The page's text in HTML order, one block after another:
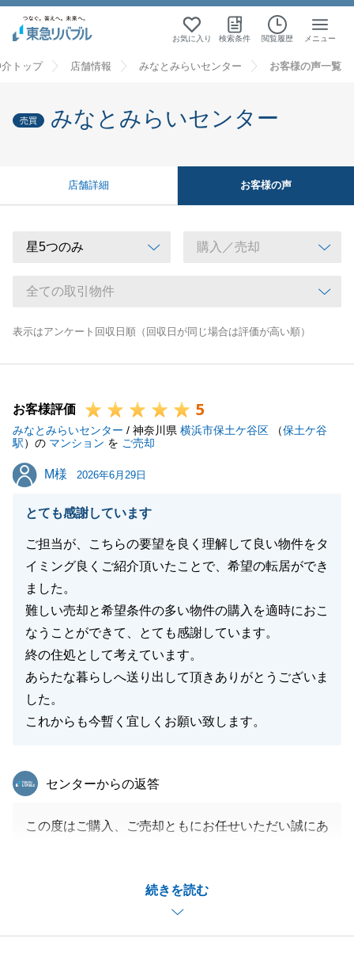
お気に入り 検索条件 閲覧履歴 メニュー
トップ 店舗情報 みなとみらいセンター お客様の声一覧
売買 みなとみらいセンター
店舗詳細 お客様の声
表示はアンケート回収日順（回収日が同じ場合は評価が高い順）
お客様評価 5
みなとみらいセンター / 神奈川県 横浜市保土ケ谷区 （保土ケ谷
駅）の マンション を ご売却
M様
M様 2026年6月29日
とても感謝しています
ご担当が、こちらの要望を良く理解して良い物件をタ
イミング良くご紹介頂いたことで、希望の転居ができ
ました。
難しい売却と希望条件の多い物件の購入を適時におこ
なうことができて、とても感謝しています。
終の住処として考えています。
あらたな暮らしへ送り出して頂きありがとうございま
した。
これからも今暫く宜しくお願い致します。
続きを読む
東急リバブル
センターからの返答
この度はご購入、ご売却ともにお任せいただい誠にあ
で、ご納得いただけるお住み替えをお手伝いでき、私
すり合わせのお時間もたくさんいただけたため、私自